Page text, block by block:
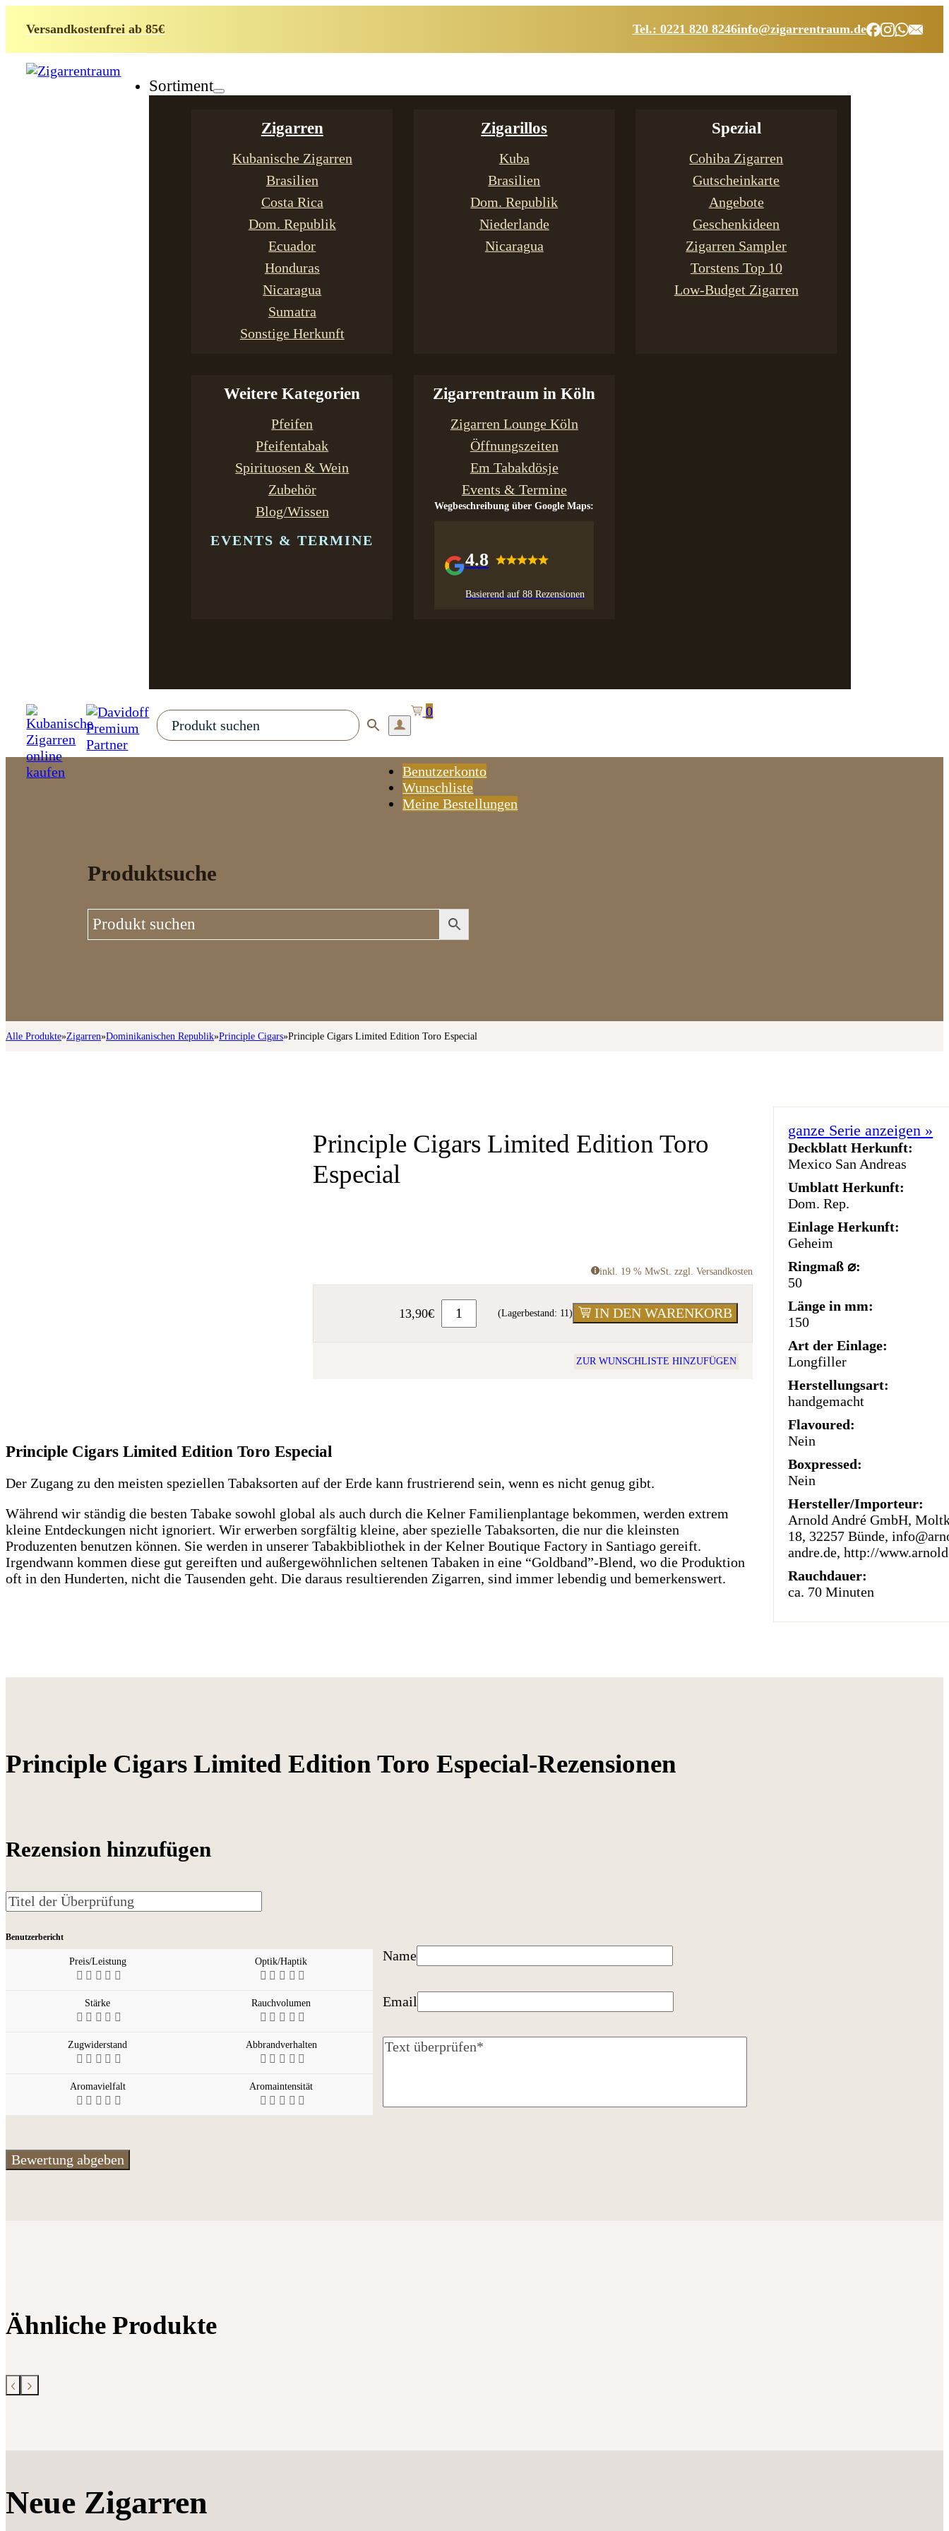
Versandkostenfrei ab 85€ Tel.: 0221 820 8246info@zigarrentraum.de
Sortiment
Zigarren
Kubanische Zigarren
Brasilien
Costa Rica
Dom. Republik
Ecuador
Honduras
Nicaragua
Sumatra
Sonstige Herkunft
Zigarillos
Kuba
Brasilien
Dom. Republik
Niederlande
Nicaragua
Spezial
Cohiba Zigarren
Gutscheinkarte
Angebote
Geschenkideen
Zigarren Sampler
Torstens Top 10
Low-Budget Zigarren
Weitere Kategorien
Pfeifen
Pfeifentabak
Spirituosen & Wein
Zubehör
Blog/Wissen
EVENTS & TERMINE
Zigarrentraum in Köln
Zigarren Lounge Köln
Öffnungszeiten
Em Tabakdösje
Events & Termine
Wegbeschreibung über Google Maps:
4.8
Basierend auf 88 Rezensionen
Benutzerkonto
Wunschliste
Meine Bestellungen
0
Produktsuche
Alle Produkte»Zigarren»Dominikanischen Republik»Principle Cigars»Principle Cigars Limited Edition Toro Especial
Principle Cigars Limited Edition Toro
Especial
inkl. 19 % MwSt. zzgl. Versandkosten
13,90€ (Lagerbestand: 11) IN DEN WARENKORB
ZUR WUNSCHLISTE HINZUFÜGEN
ganze Serie anzeigen »
Deckblatt Herkunft:
Mexico San Andreas
Umblatt Herkunft:
Dom. Rep.
Einlage Herkunft:
Geheim
Ringmaß ⌀:
50
Länge in mm:
150
Art der Einlage:
Longfiller
Herstellungsart:
handgemacht
Flavoured:
Nein
Boxpressed:
Nein
Hersteller/Importeur:
Arnold André GmbH,
18, 32257 Bünde,
andre.de, http://
Rauchdauer:
ca. 70 Minuten
Principle Cigars Limited Edition Toro Especial
Der Zugang zu den meisten speziellen Tabaksorten auf der Erde kann frustrierend sein, wenn es nicht genug gibt.
Während wir ständig die besten Tabake sowohl global als auch durch die Kelner Familienplantage bekommen, werden extrem
kleine Entdeckungen nicht ignoriert. Wir erwerben sorgfältig kleine, aber spezielle Tabaksorten, die nur die kleinsten
Produzenten benutzen können. Sie werden in unserer Tabakbibliothek in der Kelner Boutique Factory in Santiago gereift.
Irgendwann kommen diese gut gereiften und außergewöhnlichen seltenen Tabaken in eine “Goldband”-Blend, wo die Produktion
oft in den Hunderten, nicht die Tausenden geht. Die daraus resultierenden Zigarren, sind immer lebendig und bemerkenswert.
Principle Cigars Limited Edition Toro Especial-Rezensionen
Rezension hinzufügen
Benutzerbericht
Preis/Leistung Optik/Haptik
Stärke Rauchvolumen
Zugwiderstand Abbrandverhalten
Aromavielfalt Aromaintensität
Name
Email
Ähnliche Produkte
Neue Zigarren